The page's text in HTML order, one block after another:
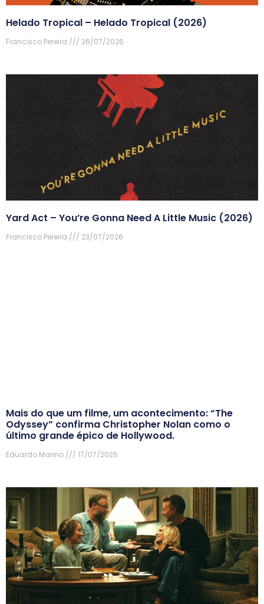
Helado Tropical – Helado Tropical (2026)
Francisco Pereira 26/07/2026
Yard Act – You’re Gonna Need A Little Music (2026)
Francisco Pereira 23/07/2026
Mais do que um filme, um acontecimento: “The
Odyssey” confirma Christopher Nolan como o
último grande épico de Hollywood.
Eduardo Marino 17/07/2026